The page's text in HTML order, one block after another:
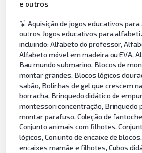
e outros
Aquisição de jogos educativos
outros Jogos educativos para
incluindo: Alfabeto do professor,
Alfabeto móvel em madeira ou EVA,
Bau mundo submarino, Blocos de
montar grandes, Blocos lógicos
sabão, Bolinhas de gel que crescem
borracha, Brinquedo didático de
montessori concentração, Brinquedo
montar parafuso, Coleção de
Conjunto animais com filhotes,
lógicos, Conjunto de encaixe de
encaixes mamãe e filhotes, Cubos